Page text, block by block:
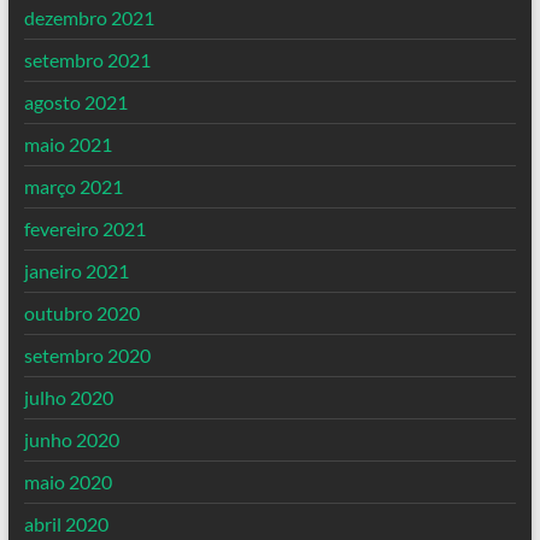
dezembro 2021
setembro 2021
agosto 2021
maio 2021
março 2021
fevereiro 2021
janeiro 2021
outubro 2020
setembro 2020
julho 2020
junho 2020
maio 2020
abril 2020